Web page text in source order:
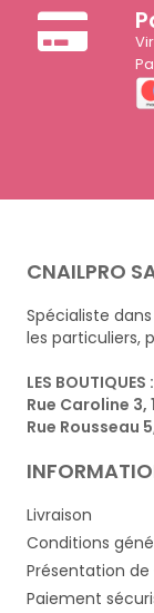
CNAILPRO
Spécialiste
les particuliers,
LES BOUTIQUES :
Rue Caroline 3,
Rue Rousseau
Livraison
Conditions
Présentation de
Paiement